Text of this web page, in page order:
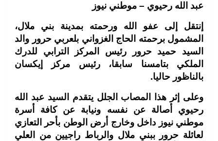
عبد الله رحيوي – موطني نيوز
إنتقل إلى عفو الله ورحمته بمدينة بني ملال،
المشمول برحمته الحاج الغزواني بلعربي حرور والد
السيد حميد حرور رئيس المركز الترابي للدرك
الملكي بتامسنا سابقا، رئيس مركز إيكسان
بالناظور حاليا.
وعلى إثر هذا المصاب الجلل يتقدم السيد عبد الله
رحيوي أصالة عن نفسه ونيابة عن كافة أسرة
موطني نيوز داخل وخارج أرض الوطن بأحر التعازي
لعائلة حرور ببني ملال والرباط راجيين من العلي